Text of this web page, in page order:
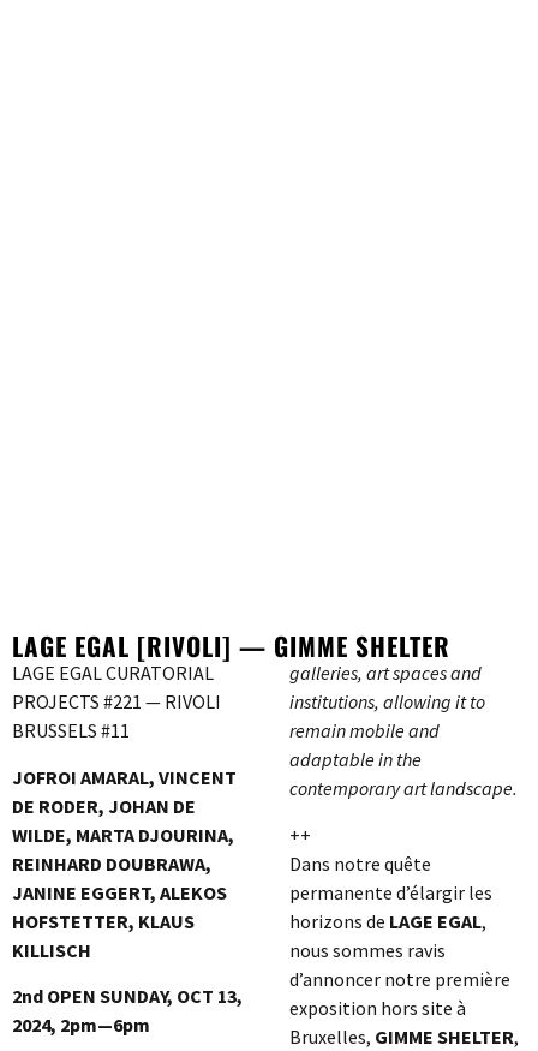
LAGE EGAL [RIVOLI] — GIMME SHELTER
LAGE EGAL CURATORIAL
PROJECTS #221 — RIVOLI
BRUSSELS #11
JOFROI AMARAL, VINCENT
DE RODER, JOHAN DE
WILDE, MARTA DJOURINA,
REINHARD DOUBRAWA,
JANINE EGGERT, ALEKOS
HOFSTETTER, KLAUS
KILLISCH
2nd OPEN SUNDAY, OCT 13,
2024, 2pm—6pm
galleries, art spaces and
institutions, allowing it to
remain mobile and
adaptable in the
contemporary art landscape.
++
Dans notre quête
permanente d’élargir les
horizons de LAGE EGAL,
nous sommes ravis
d’annoncer notre première
exposition hors site à
Bruxelles, GIMME SHELTER,